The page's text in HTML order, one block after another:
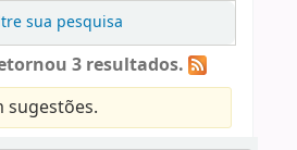
sua pesquisa
3 resultados.
sugestões.